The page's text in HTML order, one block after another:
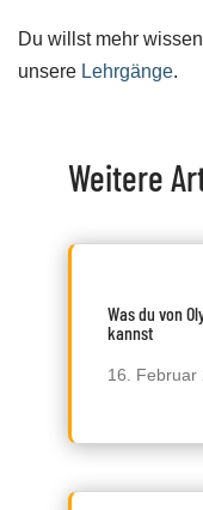
Du willst mehr
unsere Lehrgänge.
Weitere
Was du von
kannst
16. Februar